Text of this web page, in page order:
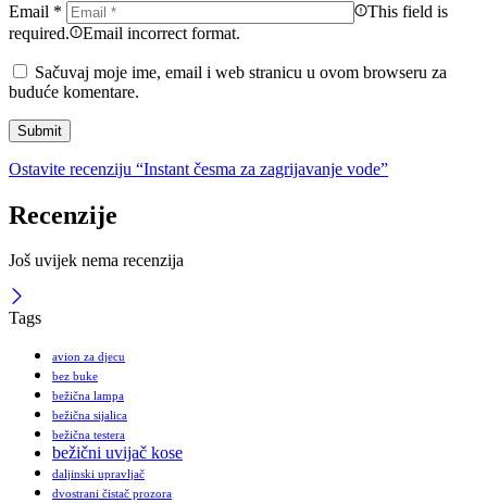
Email *
This field is
required.
Email incorrect format.
Sačuvaj moje ime, email i web stranicu u ovom browseru za
buduće komentare.
Ostavite recenziju “Instant česma za zagrijavanje vode”
Recenzije
Još uvijek nema recenzija
Tags
avion za djecu
bez buke
bežična lampa
bežična sijalica
bežična testera
bežični uvijač kose
daljinski upravljač
dvostrani čistač prozora